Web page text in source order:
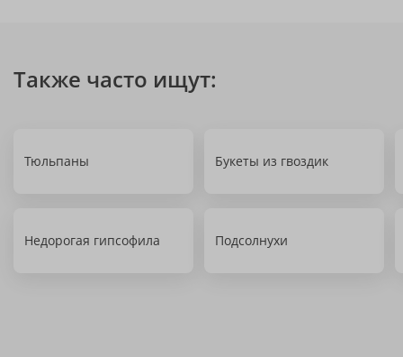
Также часто ищут:
Тюльпаны Букеты из гвоздик
Недорогая гипсофила Подсолнухи